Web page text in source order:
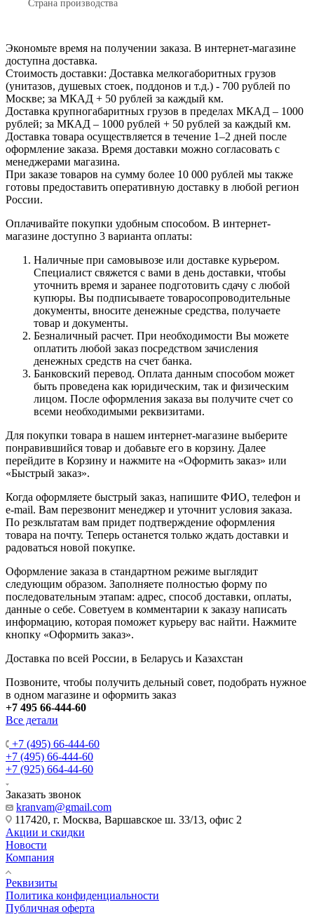
Страна производства
Экономьте время на получении заказа. В интернет-магазине
доступна доставка.
Стоимость доставки: Доставка мелкогаборитных грузов
(унитазов, душевых стоек, поддонов и т.д.) - 700 рублей по
Москве; за МКАД + 50 рублей за каждый км.
Доставка крупногабаритных грузов в пределах МКАД – 1000
рублей; за МКАД – 1000 рублей + 50 рублей за каждый км.
Доставка товара осуществляется в течение 1–2 дней после
оформление заказа. Время доставки можно согласовать с
менеджерами магазина.
При заказе товаров на сумму более 10 000 рублей мы также
готовы предоставить оперативную доставку в любой регион
России.
Оплачивайте покупки удобным способом. В интернет-
магазине доступно 3 варианта оплаты:
Наличные при самовывозе или доставке курьером.
Специалист свяжется с вами в день доставки, чтобы
уточнить время и заранее подготовить сдачу с любой
купюры. Вы подписываете товаросопроводительные
документы, вносите денежные средства, получаете
товар и документы.
Безналичный расчет. При необходимости Вы можете
оплатить любой заказ посредством зачисления
денежных средств на счет банка.
Банковский перевод. Оплата данным способом может
быть проведена как юридическим, так и физическим
лицом. После оформления заказа вы получите счет со
всеми необходимыми реквизитами.
Для покупки товара в нашем интернет-магазине выберите
понравившийся товар и добавьте его в корзину. Далее
перейдите в Корзину и нажмите на «Оформить заказ» или
«Быстрый заказ».
Когда оформляете быстрый заказ, напишите ФИО, телефон и
e-mail. Вам перезвонит менеджер и уточнит условия заказа.
По резкльтатам вам придет подтверждение оформления
товара на почту. Теперь останется только ждать доставки и
радоваться новой покупке.
Оформление заказа в стандартном режиме выглядит
следующим образом. Заполняете полностью форму по
последовательным этапам: адрес, способ доставки, оплаты,
данные о себе. Советуем в комментарии к заказу написать
информацию, которая поможет курьеру вас найти. Нажмите
кнопку «Оформить заказ».
Доставка по всей России, в Беларусь и Казахстан
Позвоните, чтобы получить дельный совет, подобрать нужное
в одном магазине и оформить заказ
+7 495 66-444-60
Все детали
+7 (495) 66-444-60
+7 (495) 66-444-60
+7 (925) 664-44-60
Заказать звонок
kranvam@gmail.com
117420, г. Москва, Варшавское ш. 33/13, офис 2
Акции и скидки
Новости
Компания
Реквизиты
Политика конфиденциальности
Публичная оферта